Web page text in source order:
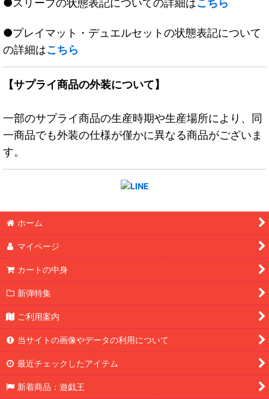
●スリーブの状態表記についての詳細はこちら
●プレイマット・デュエルセットの状態表記について
の詳細はこちら
【サプライ商品の外装について】
一部のサプライ商品の生産時期や生産場所により、同
一商品でも外装の仕様が僅かに異なる商品がございま
す。
ホーム
マイページ
カートの中身
新弾特集
ご利用案内
当サイトの画像やデータの利用について
最近チェックしたアイテム
新着商品：遊戯王